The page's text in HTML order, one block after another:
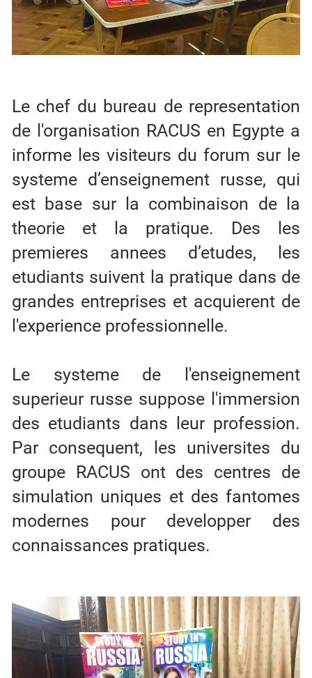
Le chef du bureau de representation
de l'organisation RACUS en Egypte a
informe les visiteurs du forum sur le
systeme d’enseignement russe, qui
est base sur la combinaison de la
theorie et la pratique. Des les
premieres annees d’etudes, les
etudiants suivent la pratique dans de
grandes entreprises et acquierent de
l'experience professionnelle.
Le systeme de l'enseignement
superieur russe suppose l'immersion
des etudiants dans leur profession.
Par consequent, les universites du
groupe RACUS ont des centres de
simulation uniques et des fantomes
modernes pour developper des
connaissances pratiques.